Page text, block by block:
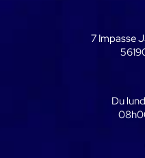
7 Impasse
Du